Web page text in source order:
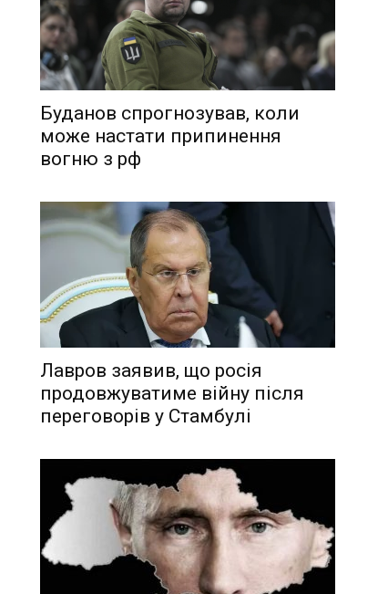
Буданов спрогнозував, коли
може настати припинення
вогню з рф
Лавров заявив, що росія
продовжуватиме війну після
переговорів у Стамбулі